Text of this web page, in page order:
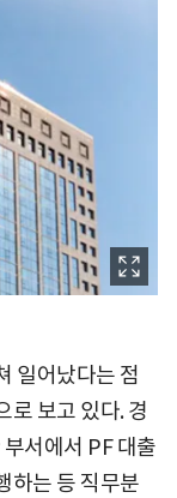
일어났다는 점
로 보고 있다. 경
서에서 PF 대출
하는 등 직무분